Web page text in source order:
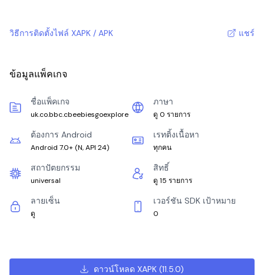
วิธีการติดตั้งไฟล์ XAPK / APK แชร์
ข้อมูลแพ็คเกจ
ชื่อแพ็คเกจ
uk.co.bbc.cbeebiesgoexplore
ภาษา
ดู 0 รายการ
ต้องการ Android
Android 7.0+ (N, API 24)
เรทติ้งเนื้อหา
ทุกคน
สถาปัตยกรรม
universal
สิทธิ์
ดู 15 รายการ
ลายเซ็น
ดู
เวอร์ชัน SDK เป้าหมาย
0
ดาวน์โหลด XAPK (11.5.0)